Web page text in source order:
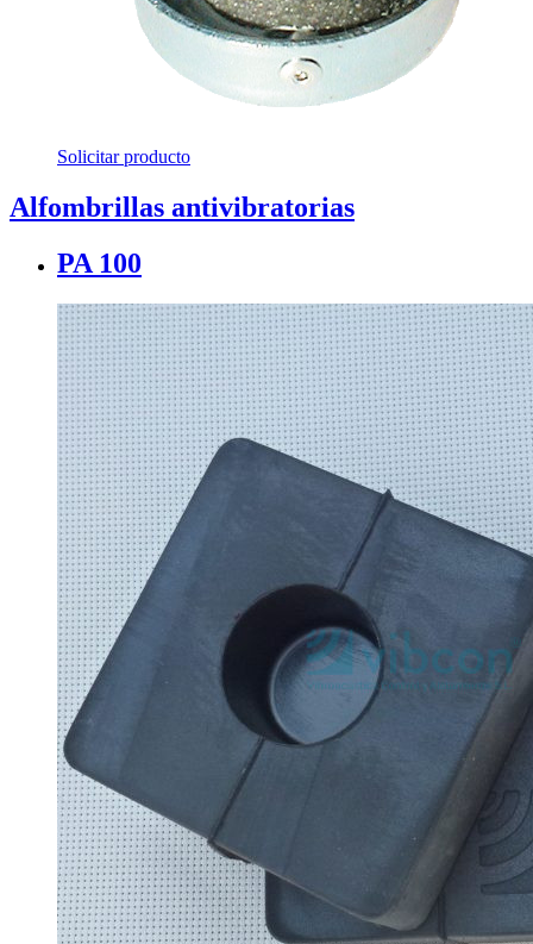
Solicitar producto
Alfombrillas antivibratorias
PA 100